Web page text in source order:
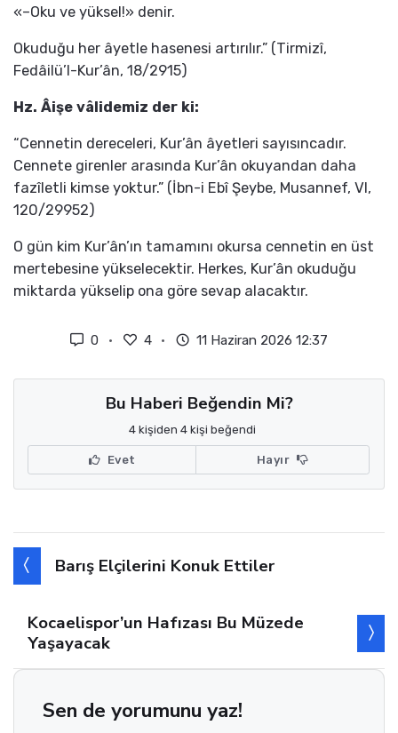
«–Oku ve yüksel!» denir.
Okuduğu her âyetle hasenesi artırılır.” (Tirmizî,
Fedâilü’l-Kur’ân, 18/2915)
Hz. Âişe vâlidemiz der ki:
“Cennetin dereceleri, Kur’ân âyetleri sayısıncadır.
Cennete girenler arasında Kur’ân okuyandan daha
fazîletli kimse yoktur.” (İbn-i Ebî Şeybe, Musannef, VI,
120/29952)
O gün kim Kur’ân’ın tamamını okursa cennetin en üst
mertebesine yükselecektir. Herkes, Kur’ân okuduğu
miktarda yükselip ona göre sevap alacaktır.
0 4 11 Haziran 2026 12:37
Bu Haberi Beğendin Mi?
4 kişiden 4 kişi beğendi
Evet Hayır
Barış Elçilerini Konuk Ettiler
Kocaelispor’un Hafızası Bu Müzede
Yaşayacak
Sen de yorumunu yaz!